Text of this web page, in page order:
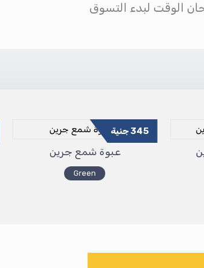
الوقت لبدء التسوق
عبوة شمع جرين
Green
345جنية